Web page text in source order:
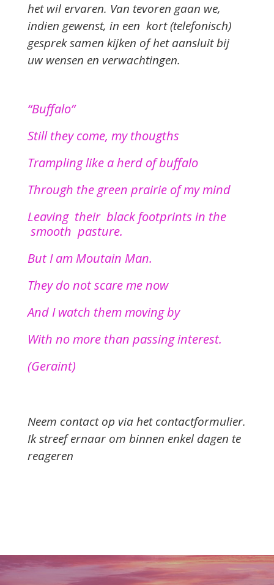
het wil ervaren. Van tevoren gaan we,
indien gewenst, in een kort (telefonisch)
gesprek samen kijken of het aansluit bij
uw wensen en verwachtingen.
“Buffalo”
Still they come, my thougths
Trampling like a herd of buffalo
Through the green prairie of my mind
Leaving their black footprints in the
smooth pasture.
But I am Moutain Man.
They do not scare me now
And I watch them moving by
With no more than passing interest.
(Geraint)
Neem contact op via het contactformulier.
Ik streef ernaar om binnen enkel dagen te
reageren